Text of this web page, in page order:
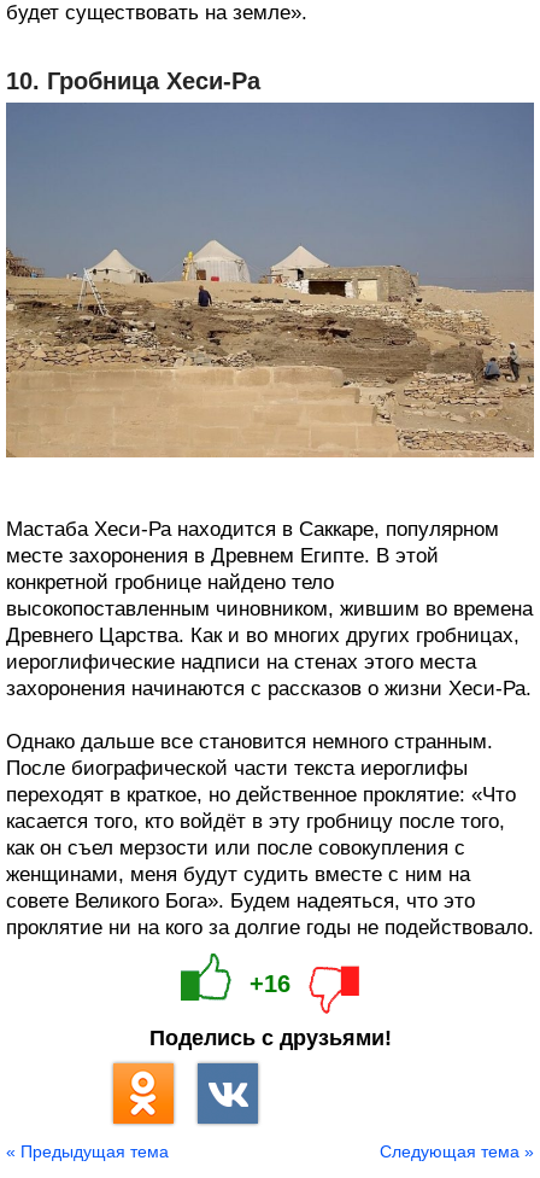
будет существовать на земле».
10. Гробница Хеси-Ра
Мастаба Хеси-Ра находится в Саккаре, популярном
месте захоронения в Древнем Египте. В этой
конкретной гробнице найдено тело
высокопоставленным чиновником, жившим во времена
Древнего Царства. Как и во многих других гробницах,
иероглифические надписи на стенах этого места
захоронения начинаются с рассказов о жизни Хеси-Ра.
Однако дальше все становится немного странным.
После биографической части текста иероглифы
переходят в краткое, но действенное проклятие: «Что
касается того, кто войдёт в эту гробницу после того,
как он съел мерзости или после совокупления с
женщинами, меня будут судить вместе с ним на
совете Великого Бога». Будем надеяться, что это
проклятие ни на кого за долгие годы не подействовало.
+16
Поделись с друзьями!
« Предыдущая тема Следующая тема »